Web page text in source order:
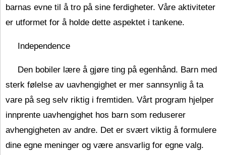
barnas evne til å tro på sine ferdigheter. Våre aktiviteter
er utformet for å holde dette aspektet i tankene.
Independence
Den bobiler lære å gjøre ting på egenhånd. Barn med
sterk følelse av uavhengighet er mer sannsynlig å ta
vare på seg selv riktig i fremtiden. Vårt program hjelper
innprente uavhengighet hos barn som reduserer
avhengigheten av andre. Det er svært viktig å formulere
dine egne meninger og være ansvarlig for egne valg.